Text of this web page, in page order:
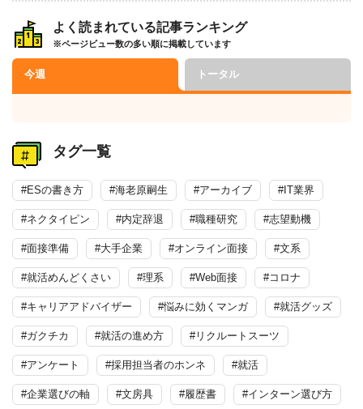
よく読まれている記事ランキング
※ページビュー数の多い順に掲載しています
今週 トータル
タグ一覧
#ESの書き方 #海老原嗣生 #アーカイブ #IT業界
#ネクタイピン #内定辞退 #職種研究 #志望動機
#面接準備 #大手企業 #オンライン面接 #文系
#就活めんどくさい #理系 #Web面接 #コロナ
#キャリアアドバイザー #悩みに効くマンガ #就活グッズ
#ガクチカ #就活の進め方 #リクルートスーツ
#アンケート #採用担当者のホンネ #就活
#企業選びの軸 #文房具 #履歴書 #インターン選び方